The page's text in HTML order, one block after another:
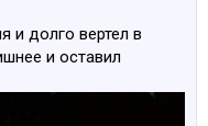
и долго вертел в
и оставил